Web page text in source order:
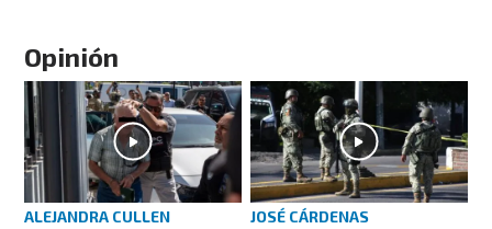
Opinión
ALEJANDRA CULLEN
JOSÉ CÁRDENAS